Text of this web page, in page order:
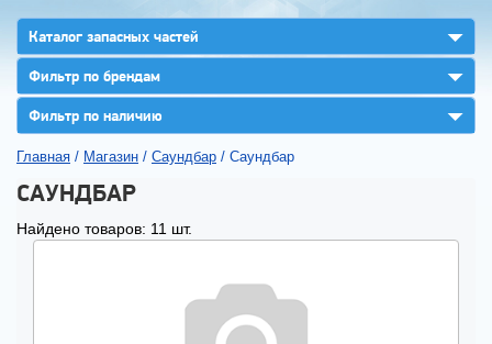
Каталог запасных частей ▼
Фильтр по брендам ▼
Фильтр по наличию ▼
Главная / Магазин / Саундбар / Саундбар
САУНДБАР
Найдено товаров: 11 шт.